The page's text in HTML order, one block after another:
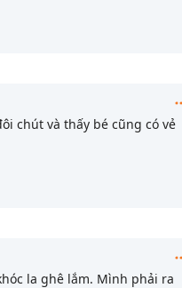
chút và thấy bé cũng có vẻ
la ghê lắm. Mình phải ra